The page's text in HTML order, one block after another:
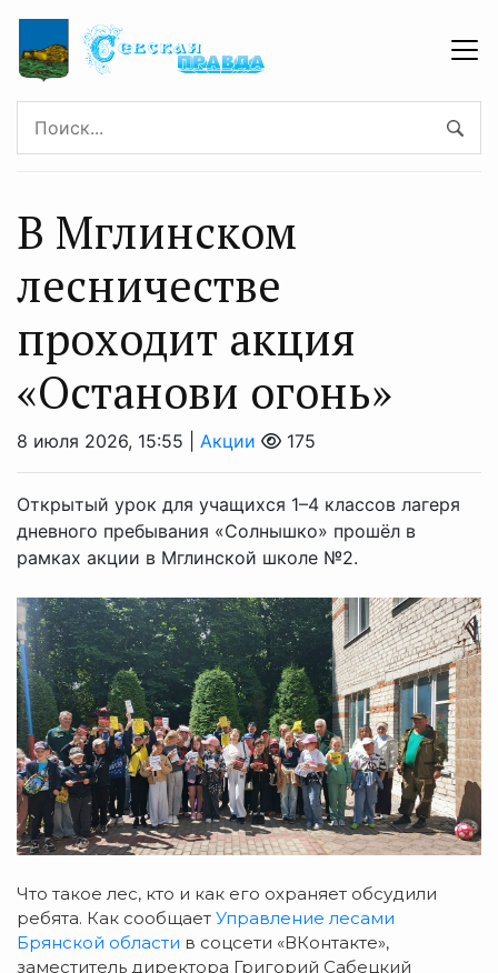
В Мглинском
лесничестве
проходит акция
«Останови огонь»
8 июля 2026, 15:55 | Акции 175
Открытый урок для учащихся 1–4 классов лагеря
дневного пребывания «Солнышко» прошёл в
рамках акции в Мглинской школе №2.
Что такое лес, кто и как его охраняет обсудили
ребята. Как сообщает Управление лесами
Брянской области в соцсети «ВКонтакте»,
заместитель директора Григорий Сабецкий